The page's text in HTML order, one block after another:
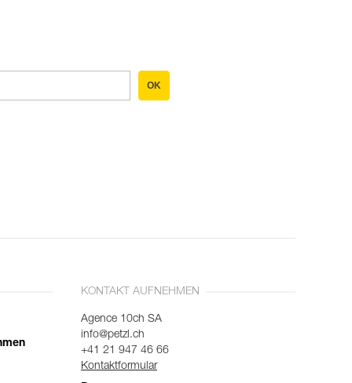
OK
KONTAKT AUFNEHMEN
Agence 10ch SA
info@petzl.ch
+41 21 947 46 66
Kontaktformular